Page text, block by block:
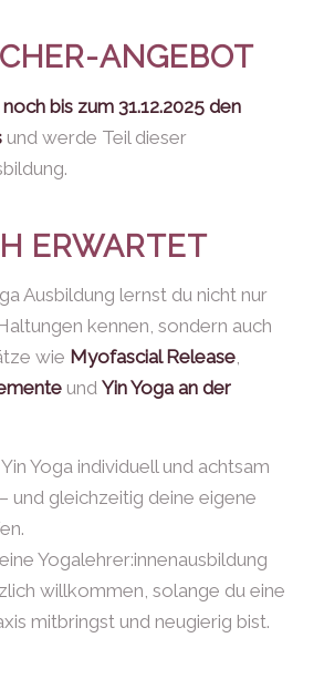
ANGEBOT
bis zum 31.12.2025 den
und werde Teil dieser
ERWARTET
Ausbildung lernst du nicht nur
kennen, sondern auch
wie Myofascial Release,
und Yin Yoga an der
Yoga individuell und achtsam
und gleichzeitig deine eigene
Yogalehrer:innenausbildung
willkommen, solange du eine
mitbringst und neugierig bist.